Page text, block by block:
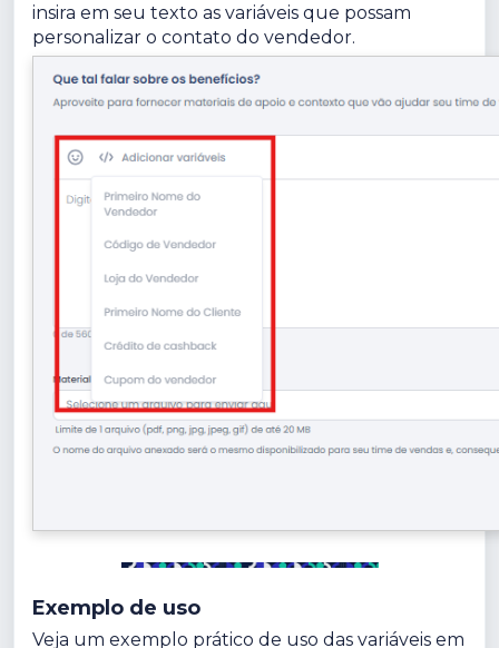
insira em seu texto as variáveis que possam
personalizar o contato do vendedor.
Exemplo de uso
Veja um exemplo prático de uso das variáveis em